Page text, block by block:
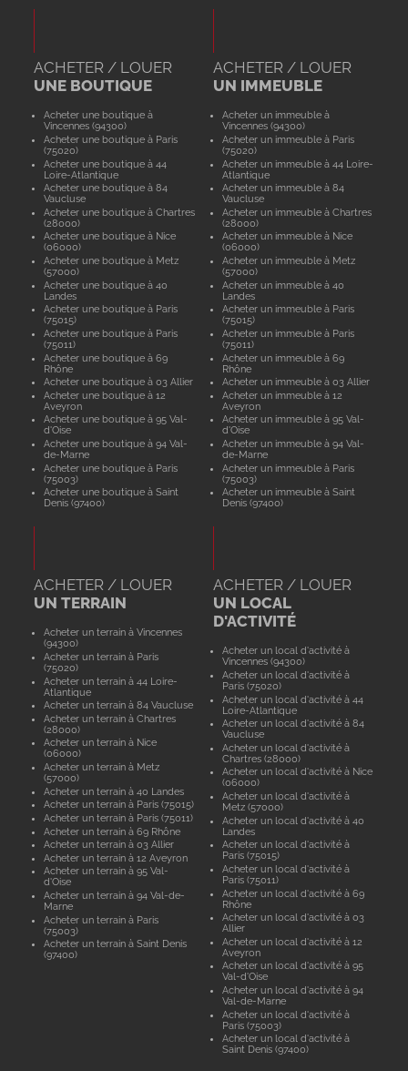
ACHETER / LOUER
UNE BOUTIQUE
Acheter une boutique à
Vincennes (94300)
Acheter une boutique à Paris
(75020)
Acheter une boutique à 44
Loire-Atlantique
Acheter une boutique à 84
Vaucluse
Acheter une boutique à Chartres
(28000)
Acheter une boutique à Nice
(06000)
Acheter une boutique à Metz
(57000)
Acheter une boutique à 40
Landes
Acheter une boutique à Paris
(75015)
Acheter une boutique à Paris
(75011)
Acheter une boutique à 69
Rhône
Acheter une boutique à 03 Allier
Acheter une boutique à 12
Aveyron
Acheter une boutique à 95 Val-
d'Oise
Acheter une boutique à 94 Val-
de-Marne
Acheter une boutique à Paris
(75003)
Acheter une boutique à Saint
Denis (97400)
ACHETER / LOUER
UN IMMEUBLE
Acheter un immeuble à
Vincennes (94300)
Acheter un immeuble à Paris
(75020)
Acheter un immeuble à 44 Loire-
Atlantique
Acheter un immeuble à 84
Vaucluse
Acheter un immeuble à Chartres
(28000)
Acheter un immeuble à Nice
(06000)
Acheter un immeuble à Metz
(57000)
Acheter un immeuble à 40
Landes
Acheter un immeuble à Paris
(75015)
Acheter un immeuble à Paris
(75011)
Acheter un immeuble à 69
Rhône
Acheter un immeuble à 03 Allier
Acheter un immeuble à 12
Aveyron
Acheter un immeuble à 95 Val-
d'Oise
Acheter un immeuble à 94 Val-
de-Marne
Acheter un immeuble à Paris
(75003)
Acheter un immeuble à Saint
Denis (97400)
ACHETER / LOUER
UN TERRAIN
Acheter un terrain à Vincennes
(94300)
Acheter un terrain à Paris
(75020)
Acheter un terrain à 44 Loire-
Atlantique
Acheter un terrain à 84 Vaucluse
Acheter un terrain à Chartres
(28000)
Acheter un terrain à Nice
(06000)
Acheter un terrain à Metz
(57000)
Acheter un terrain à 40 Landes
Acheter un terrain à Paris (75015)
Acheter un terrain à Paris (75011)
Acheter un terrain à 69 Rhône
Acheter un terrain à 03 Allier
Acheter un terrain à 12 Aveyron
Acheter un terrain à 95 Val-
d'Oise
Acheter un terrain à 94 Val-de-
Marne
Acheter un terrain à Paris
(75003)
Acheter un terrain à Saint Denis
(97400)
ACHETER / LOUER
UN LOCAL
D'ACTIVITÉ
Acheter un local d'activité à
Vincennes (94300)
Acheter un local d'activité à
Paris (75020)
Acheter un local d'activité à 44
Loire-Atlantique
Acheter un local d'activité à 84
Vaucluse
Acheter un local d'activité à
Chartres (28000)
Acheter un local d'activité à Nice
(06000)
Acheter un local d'activité à
Metz (57000)
Acheter un local d'activité à 40
Landes
Acheter un local d'activité à
Paris (75015)
Acheter un local d'activité à
Paris (75011)
Acheter un local d'activité à 69
Rhône
Acheter un local d'activité à 03
Allier
Acheter un local d'activité à 12
Aveyron
Acheter un local d'activité à 95
Val-d'Oise
Acheter un local d'activité à 94
Val-de-Marne
Acheter un local d'activité à
Paris (75003)
Acheter un local d'activité à
Saint Denis (97400)